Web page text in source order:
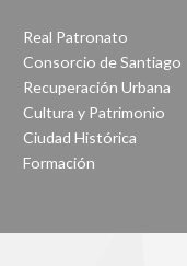
Real Patronato
Consorcio de Santiago
Recuperación Urbana
Cultura y Patrimonio
Ciudad Histórica
Formación